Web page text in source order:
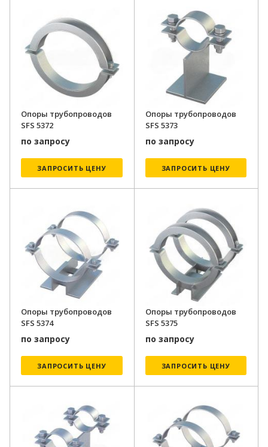
Опоры трубопроводов
SFS 5372
по запросу
ЗАПРОСИТЬ ЦЕНУ
Опоры трубопроводов
SFS 5373
по запросу
ЗАПРОСИТЬ ЦЕНУ
Опоры трубопроводов
SFS 5374
по запросу
ЗАПРОСИТЬ ЦЕНУ
Опоры трубопроводов
SFS 5375
по запросу
ЗАПРОСИТЬ ЦЕНУ